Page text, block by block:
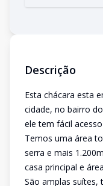
Descrição
Esta chácara esta
cidade, no bairro
ele tem fácil
Temos uma área
serra e mais
casa principal e
São amplas suítes,